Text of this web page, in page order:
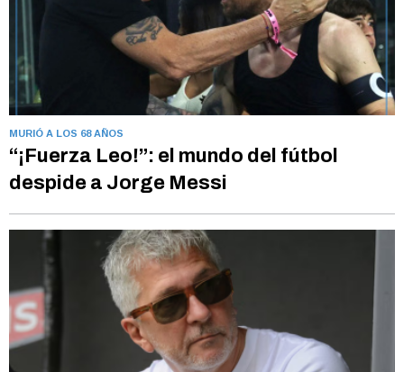
MURIÓ A LOS 68 AÑOS
“¡Fuerza Leo!”: el mundo del fútbol
despide a Jorge Messi